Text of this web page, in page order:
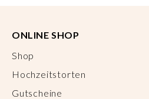
ONLINE SHOP
Shop
Hochzeitstorten
Gutscheine